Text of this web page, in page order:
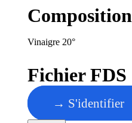
Composition
Vinaigre 20°
Fichier FDS
→ S'identifier